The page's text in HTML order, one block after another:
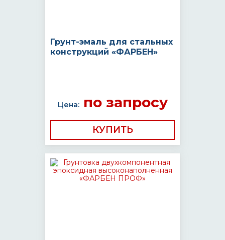
Грунт-эмаль для стальных
конструкций «ФАРБЕН»
Цена:по запросу
КУПИТЬ